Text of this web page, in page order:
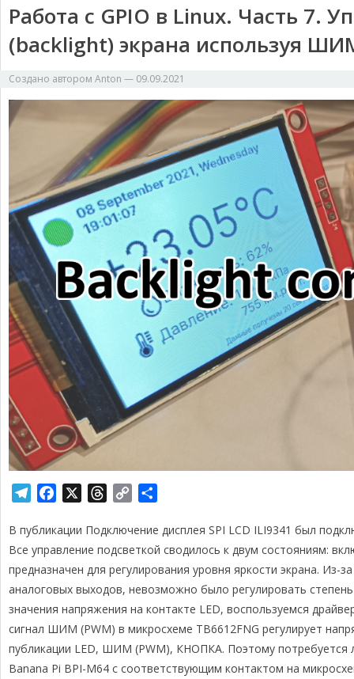
Работа с GPIO в Linux. Часть 7.
(backlight) экрана используя
Создано автором Anton — 09.09.2021
l
e
g
r
a
m
c
e
b
o
o
k
r
e
a
d
s
p
y
L
i
n
k
п
р
а
в
и
т
ь
В публикации Подключение дисплея SPI LCD ILI9341 был
Все управление подсветкой сводилось к двум состояниям:
предназначен для регулирования уровня яркости экрана. Из-
аналоговых выходов, невозможно было регулировать
значения напряжения на контакте LED, воспользуемся
сигнал ШИМ (PWM) в микросхеме TB6612FNG регулирует
публикации LED, ШИМ (PWM), КНОПКА. Поэтому
Banana Pi BPI-M64 с соответствующим контактом на